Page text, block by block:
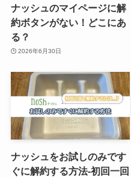
ナッシュのマイページに解
約ボタンがない！どこにあ
る？
2026年6月30日
ナッシュをお試しのみです
ぐに解約する方法-初回一回